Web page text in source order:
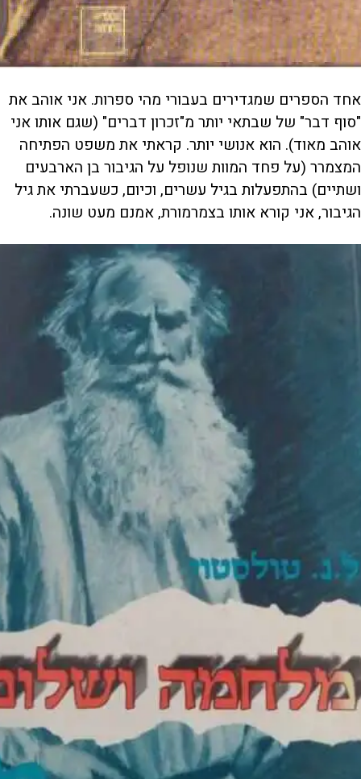
אחד הספרים שמגדירים בעבורי מהי ספרות. אני אוהב את
"סוף דבר" של שבתאי יותר מ"זכרון דברים" (שגם אותו אני
אוהב מאוד). הוא אנושי יותר. קראתי את משפט הפתיחה
המצמרר (על פחד המוות שנופל על הגיבור בן הארבעים
ושתיים) בהתפעלות בגיל עשרים, וכיום, כשעברתי את גיל
הגיבור, אני קורא אותו בצמרמורת, אמנם מעט שונה.